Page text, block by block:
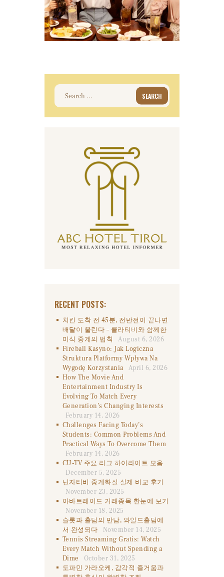
Search
for:
RECENT POSTS:
치킨 도착 전 45분, 전반전이 끝나면
배달이 울린다 – 콜라티비와 함께한
미식 중계의 법칙
August 6, 2026
Fireball Kasyno: Jak Logiczna
Struktura Platformy Wpływa Na
Wygodę Korzystania
April 6, 2026
How The Movie And
Entertainment Industry Is
Evolving To Match Every
Generation’s Changing Interests
February 14, 2026
Challenges Facing Today’s
Students: Common Problems And
Practical Ways To Overcome Them
February 14, 2026
CU-TV 주요 리그 하이라이트 모음
December 5, 2025
닌자티비 중계화질 실제 비교 후기
November 23, 2025
아바트레이드 거래종목 한눈에 보기
November 18, 2025
슬롯과 홀덤의 만남, 와일드홀덤에
서 완성되다
November 14, 2025
Tennis Streaming Gratis: Watch
Every Match Without Spending a
Dime
October 31, 2025
도파민 가라오케, 감각적 즐거움과